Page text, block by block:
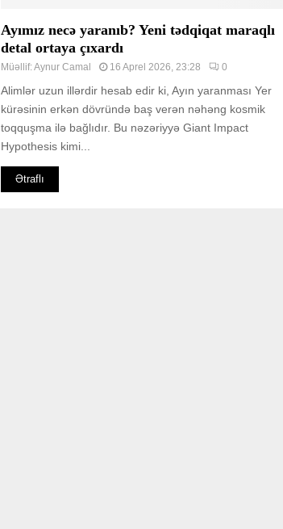
Ayımız necə yaranıb? Yeni tədqiqat maraqlı
detal ortaya çıxardı
Müəllif:Aynur Camal 16 Aprel 2026, 23:28 0
Alimlər uzun illərdir hesab edir ki, Ayın yaranması Yer
kürəsinin erkən dövründə baş verən nəhəng kosmik
toqquşma ilə bağlıdır. Bu nəzəriyyə Giant Impact
Hypothesis kimi...
Ətraflı